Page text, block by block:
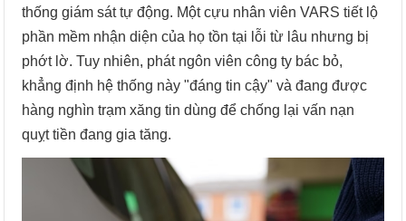
thống giám sát tự động. Một cựu nhân viên VARS tiết lộ
phần mềm nhận diện của họ tồn tại lỗi từ lâu nhưng bị
phớt lờ. Tuy nhiên, phát ngôn viên công ty bác bỏ,
khẳng định hệ thống này "đáng tin cậy" và đang được
hàng nghìn trạm xăng tin dùng để chống lại vấn nạn
quỵt tiền đang gia tăng.